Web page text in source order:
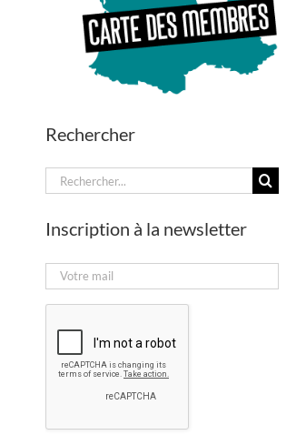
Rechercher
Rechercher:
Inscription à la newsletter